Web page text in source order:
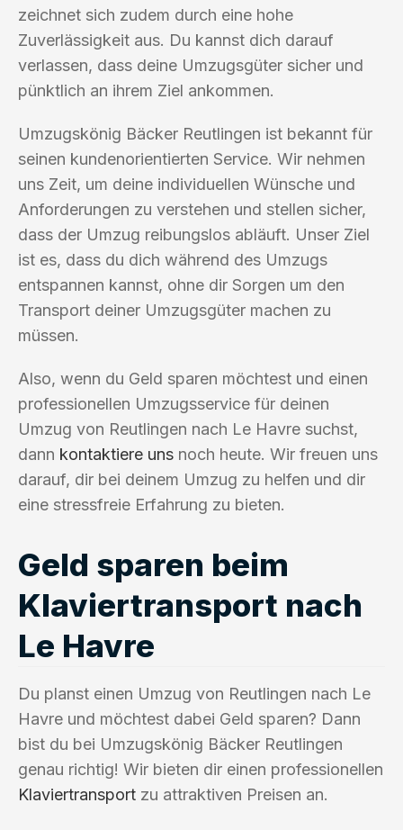
zeichnet sich zudem durch eine hohe
Zuverlässigkeit aus. Du kannst dich darauf
verlassen, dass deine Umzugsgüter sicher und
pünktlich an ihrem Ziel ankommen.
Umzugskönig Bäcker Reutlingen ist bekannt für
seinen kundenorientierten Service. Wir nehmen
uns Zeit, um deine individuellen Wünsche und
Anforderungen zu verstehen und stellen sicher,
dass der Umzug reibungslos abläuft. Unser Ziel
ist es, dass du dich während des Umzugs
entspannen kannst, ohne dir Sorgen um den
Transport deiner Umzugsgüter machen zu
müssen.
Also, wenn du Geld sparen möchtest und einen
professionellen Umzugsservice für deinen
Umzug von Reutlingen nach Le Havre suchst,
dann kontaktiere uns noch heute. Wir freuen uns
darauf, dir bei deinem Umzug zu helfen und dir
eine stressfreie Erfahrung zu bieten.
Geld sparen beim
Klaviertransport nach
Le Havre
Du planst einen Umzug von Reutlingen nach Le
Havre und möchtest dabei Geld sparen? Dann
bist du bei Umzugskönig Bäcker Reutlingen
genau richtig! Wir bieten dir einen professionellen
Klaviertransport zu attraktiven Preisen an.